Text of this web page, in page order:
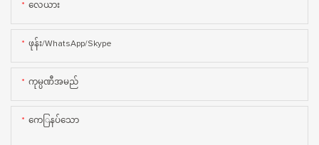
လေယား
ဖုန်း/WhatsApp/Skype
ကုမ္ပဏီအမည်
ကေြနပ်သော